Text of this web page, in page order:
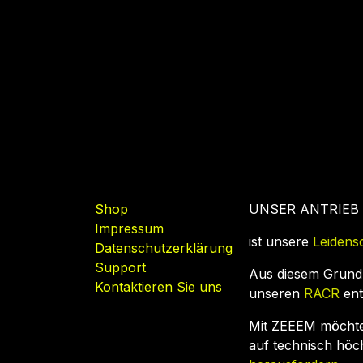
Shop
Impressum
Datenschutzerklärung
Support
Kontaktieren Sie uns
UNSER ANTRIEB
ist unsere
Aus diesem
unseren RACR
Mit ZEEEM
auf technisch